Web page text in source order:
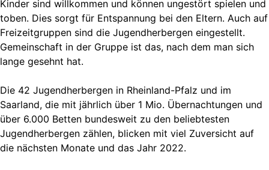
Kinder sind willkommen und können ungestört spielen und
toben. Dies sorgt für Entspannung bei den Eltern. Auch auf
Freizeitgruppen sind die Jugendherbergen eingestellt.
Gemeinschaft in der Gruppe ist das, nach dem man sich
lange gesehnt hat.
Die 42 Jugendherbergen in Rheinland-Pfalz und im
Saarland, die mit jährlich über 1 Mio. Übernachtungen und
über 6.000 Betten bundesweit zu den beliebtesten
Jugendherbergen zählen, blicken mit viel Zuversicht auf
die nächsten Monate und das Jahr 2022.